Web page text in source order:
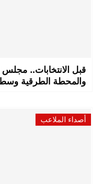
قبل الانتخابات.. مجلس
والمحطة الطرقية
أصداء الملاعب